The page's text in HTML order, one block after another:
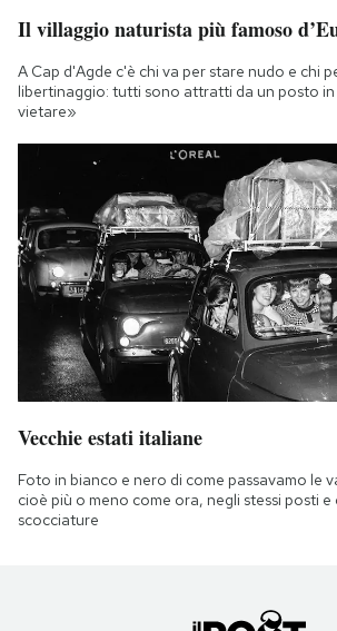
Il villaggio naturista più famoso
A Cap d'Agde c'è chi va per stare nudo e chi
libertinaggio: tutti sono attratti da un posto
vietare»
Vecchie estati italiane
Foto in bianco e nero di come passavamo le
cioè più o meno come ora, negli stessi posti e
scocciature